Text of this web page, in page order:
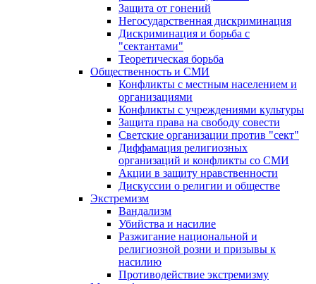
Защита от гонений
Негосударственная дискриминация
Дискриминация и борьба с
"сектантами"
Теоретическая борьба
Общественность и СМИ
Конфликты с местным населением и
организациями
Конфликты с учреждениями культуры
Защита права на свободу совести
Светские организации против "сект"
Диффамация религиозных
организаций и конфликты со СМИ
Акции в защиту нравственности
Дискуссии о религии и обществе
Экстремизм
Вандализм
Убийства и насилие
Разжигание национальной и
религиозной розни и призывы к
насилию
Противодействие экстремизму